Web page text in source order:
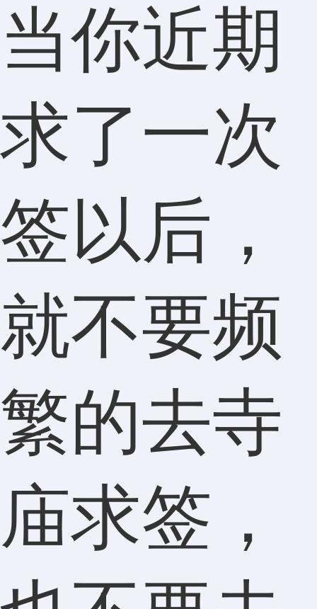
当你近期
求了一次
签以后，
就不要频
繁的去寺
庙求签，